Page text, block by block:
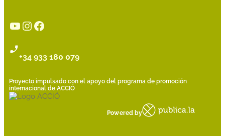
YouTube
Instagram
Facebook
+34 933 180 079
Proyecto impulsado con el apoyo del programa de promoción
internacional de ACCIÓ
Powered by